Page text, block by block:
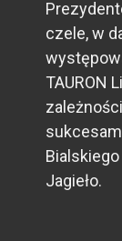
czele, w
TAURON
Jagieło.